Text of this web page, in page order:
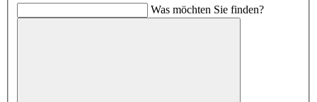
Was möchten Sie finden?